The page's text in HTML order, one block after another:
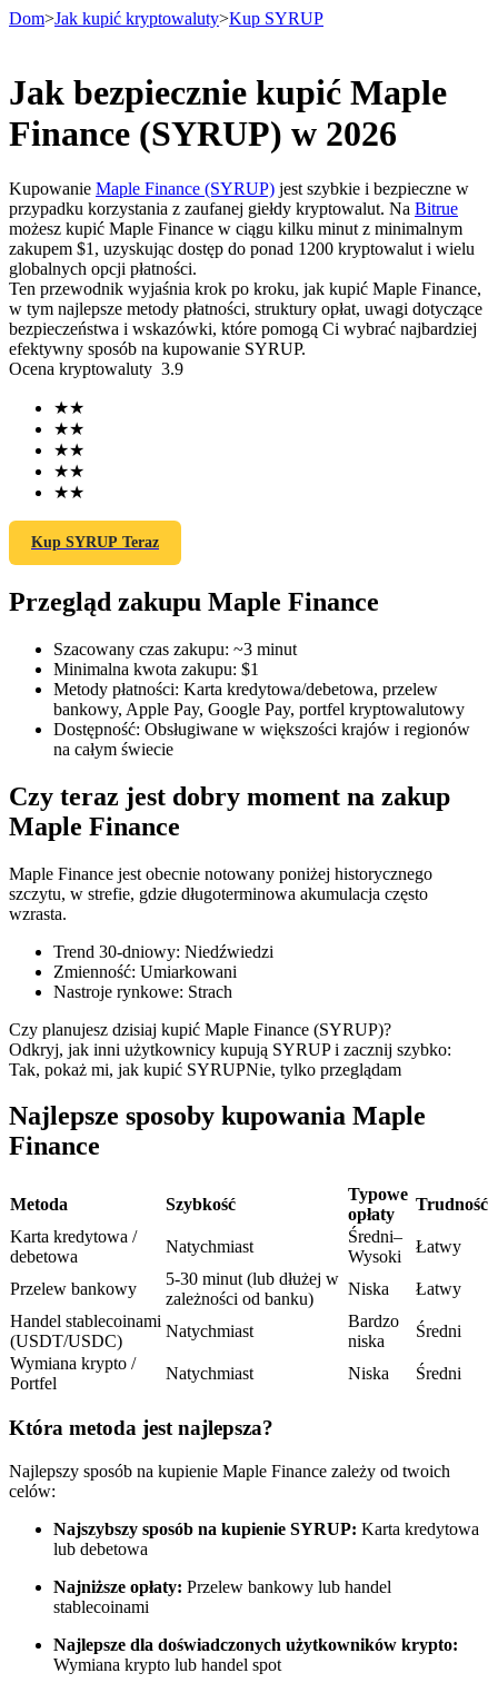
Kontrakty terminowe
Kontrakty terminowe na USDT
Kontrakty futures wykorzystujące USDT jako zabezpieczenie
Kontrakty terminowe COIN-M
TradFi
Instrumenty pochodne na akcje, forex, metale szlachetne i
Kontrakty terminowe na USDC
Kontrakty futures wykorzystujące USDC jako zabezpieczenie
Kopiowanie Transakcji
Dołącz do najlepszych traderów
Zostań traderem kopiującym
transakcji
Dom>Jak kupić kryptowaluty>Kup SYRUP
Jak bezpiecznie kupić Maple
Finance (SYRUP) w 2026
Kupowanie Maple Finance (SYRUP) jest szybkie i bezpieczne w
przypadku korzystania z zaufanej giełdy kryptowalut. Na Bitrue
możesz kupić Maple Finance w ciągu kilku minut z minimalnym
zakupem $1, uzyskując dostęp do ponad 1200 kryptowalut i wielu
globalnych opcji płatności.
Ten przewodnik wyjaśnia krok po kroku, jak kupić Maple Finance,
w tym najlepsze metody płatności, struktury opłat, uwagi dotyczące
bezpieczeństwa i wskazówki, które pomogą Ci wybrać najbardziej
efektywny sposób na kupowanie SYRUP.
Ocena kryptowaluty 3.9
★★
★★
★★
★★
★★
Kup SYRUP Teraz
Przegląd zakupu Maple Finance
Szacowany czas zakupu: ~3 minut
Minimalna kwota zakupu: $1
Metody płatności: Karta kredytowa/debetowa, przelew
bankowy, Apple Pay, Google Pay, portfel kryptowalutowy
Dostępność: Obsługiwane w większości krajów i regionów
na całym świecie
Czy teraz jest dobry moment na zakup
Maple Finance
Maple Finance jest obecnie notowany poniżej historycznego
szczytu, w strefie, gdzie długoterminowa akumulacja często
wzrasta.
Trend 30-dniowy: Niedźwiedzi
Zmienność: Umiarkowani
Nastroje rynkowe: Strach
Czy planujesz dzisiaj kupić Maple Finance (SYRUP)?
Odkryj, jak inni użytkownicy kupują SYRUP i zacznij szybko:
Tak, pokaż mi, jak kupić SYRUPNie, tylko przeglądam
Najlepsze sposoby kupowania Maple
Finance
Metoda Szybkość
Typowe
opłaty
Trudność
Karta kredytowa /
debetowa
Natychmiast
Średni–
Wysoki
Łatwy
Przelew bankowy
5-30 minut (lub dłużej w
zależności od banku)
Niska
Łatwy
Handel stablecoinami
(USDT/USDC)
Natychmiast
Bardzo
niska
Średni
Wymiana krypto /
Portfel
Natychmiast Niska Średni
Która metoda jest najlepsza?
Najlepszy sposób na kupienie Maple Finance zależy od twoich
celów:
Najszybszy sposób na kupienie SYRUP: Karta kredytowa
lub debetowa
Najniższe opłaty: Przelew bankowy lub handel
stablecoinami
Najlepsze dla doświadczonych użytkowników krypto:
Wymiana krypto lub handel spot